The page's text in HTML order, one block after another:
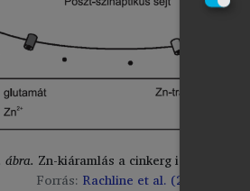
ábra. Zn-kiáramlás a cinkerg idegsejtekből
Forrás: Rachline et al. (2005)